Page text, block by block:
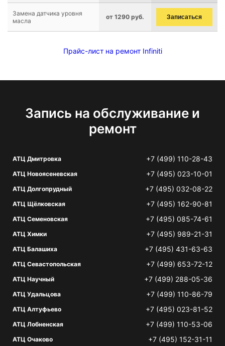
Замена датчика уровня
масла
от 1290 руб. Записаться
Прайс-лист на ремонт Infiniti
Запись на обслуживание и
ремонт
АТЦ Дмитровка +7 (499) 110-28-43
АТЦ Новоясеневская +7 (495) 023-10-01
АТЦ Долгопрудный +7 (495) 032-08-22
АТЦ Щёлковская +7 (495) 162-90-81
АТЦ Семеновская +7 (495) 085-74-61
АТЦ Химки +7 (495) 989-21-31
АТЦ Балашиха +7 (495) 431-63-63
АТЦ Севастопольская +7 (499) 653-72-12
АТЦ Научный +7 (499) 288-05-36
АТЦ Удальцова +7 (499) 110-86-79
АТЦ Алтуфьево +7 (495) 023-81-52
АТЦ Лобненская +7 (499) 110-53-06
АТЦ Очаково +7 (495) 152-31-11